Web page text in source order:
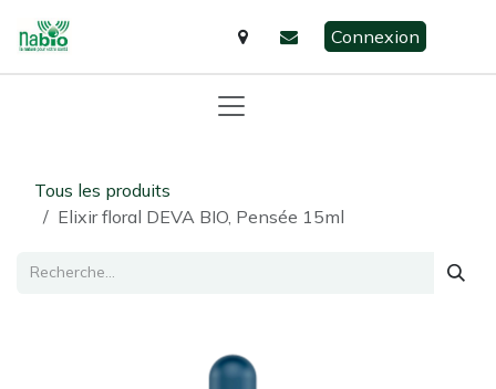
Connexion
Tous les produits
Elixir floral DEVA BIO, Pensée 15ml